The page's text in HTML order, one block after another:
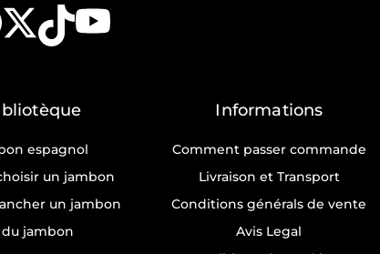
espagnol
un jambon
un jambon
jambon
Informations
Comment passer commande
Livraison et Transport
Conditions générals de vente
Avis Legal